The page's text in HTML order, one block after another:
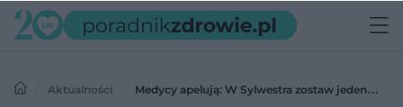
Aktualności
Medycy apelują: W Sylwestra zostaw jeden